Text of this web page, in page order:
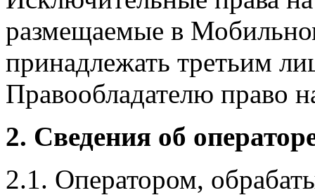
размещаемые в
принадлежать третьим
Правообладателю право
2. Сведения об
2.1. Оператором,